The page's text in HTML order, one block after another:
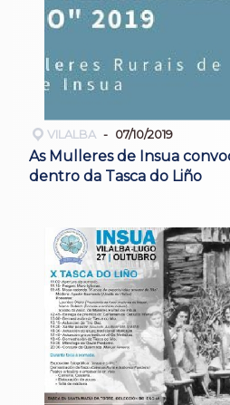
VILALBA 07/10/2019
As Mulleres de Insua
dentro da Tasca do Liño